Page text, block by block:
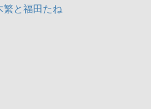
繁と福田たね